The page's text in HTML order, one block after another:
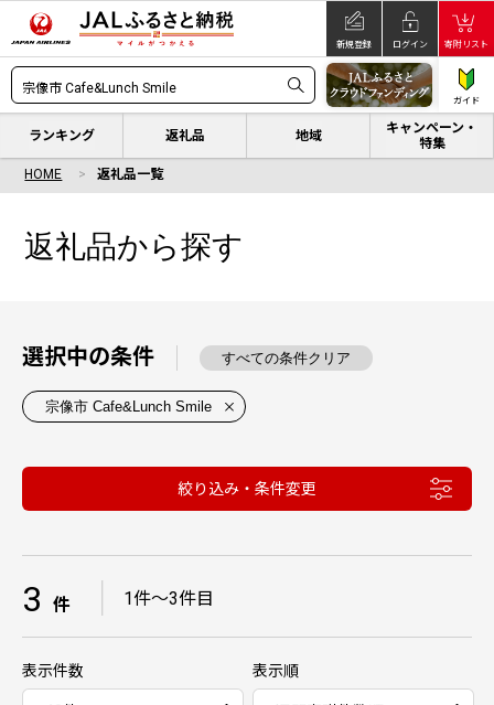
新規登録 ログイン 寄附リスト
ガイド
ランキング 返礼品 地域
キャンペーン・
特集
HOME 返礼品一覧
返礼品から探す
選択中の条件 すべての条件クリア
宗像市 Cafe&Lunch Smile
絞り込み・条件変更
3 件 1件〜3件目
表示件数 表示順